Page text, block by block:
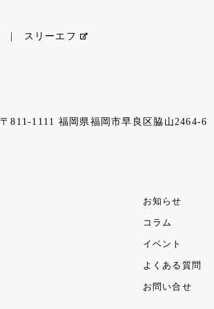
スリーエフ
〒811-1111 福岡県福岡市早良区脇山2464-6
お知らせ
コラム
イベント
よくある質問
お問い合せ